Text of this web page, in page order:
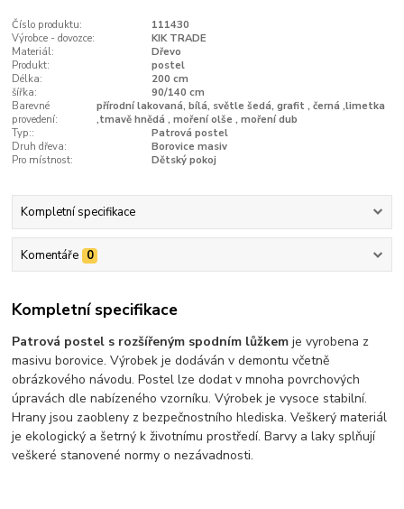
Číslo produktu:
111430
Výrobce - dovozce:
KIK TRADE
Materiál:
Dřevo
Produkt:
postel
Délka:
200 cm
šířka:
90/140 cm
Barevné
provedení:
přírodní lakovaná, bílá, světle šedá, grafit , černá ,limetka
,tmavě hnědá , moření olše , moření dub
Typ::
Patrová postel
Druh dřeva:
Borovice masiv
Pro místnost:
Dětský pokoj
Kompletní specifikace
Komentáře 0
Kompletní specifikace
Patrová postel s rozšířeným spodním lůžkem je vyrobena z
masivu borovice. Výrobek je dodáván v demontu včetně
obrázkového návodu. Postel lze dodat v mnoha povrchových
úpravách dle nabízeného vzorníku. Výrobek je vysoce stabilní.
Hrany jsou zaobleny z bezpečnostního hlediska. Veškerý materiál
je ekologický a šetrný k životnímu prostředí. Barvy a laky splňují
veškeré stanovené normy o nezávadnosti.